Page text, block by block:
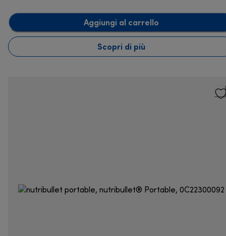
Aggiungi al carrello
Scopri di più